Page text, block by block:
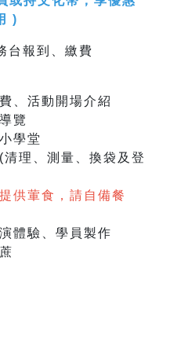
)
台報到、繳費
活動開場介紹
覽
學堂
理、測量、換袋及登
提供葷食，請自備餐
驗、學員製作